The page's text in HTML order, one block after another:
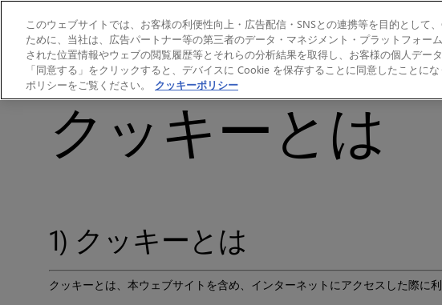
バーチャルメイク ALL
クッキーとは
1) クッキーとは
クッキーとは、本ウェブサイトを含め、インターネットにアクセスした際に
このウェブサイトでは、お客様の利便性向上・広告配信・SNSとの連携等を目的として
ために、当社は、広告パートナー等の第三者のデータ・マネジメント・プラットフォー
された位置情報やウェブの閲覧履歴等とそれらの分析結果を取得し、お客様の個人デー
「同意する」をクリックすると、デバイスに Cookie を保存することに同意したことに
ポリシーをご覧ください。
クッキーポリシー